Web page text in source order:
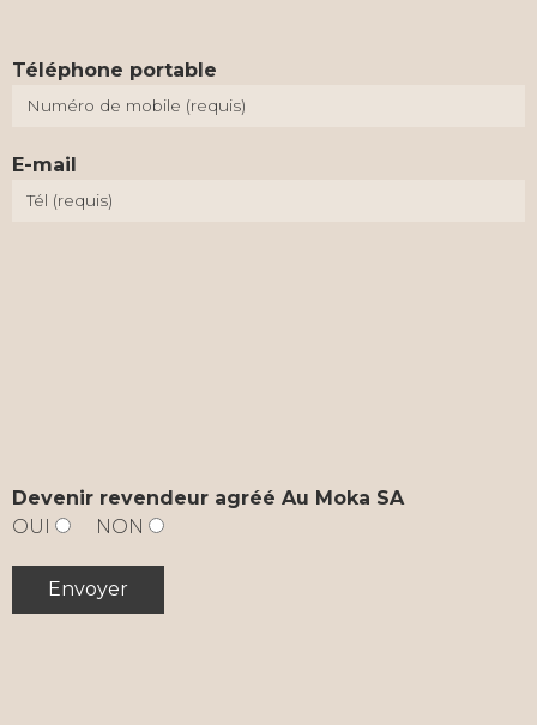
Téléphone portable
E-mail
Devenir revendeur agréé Au Moka SA
OUI
NON